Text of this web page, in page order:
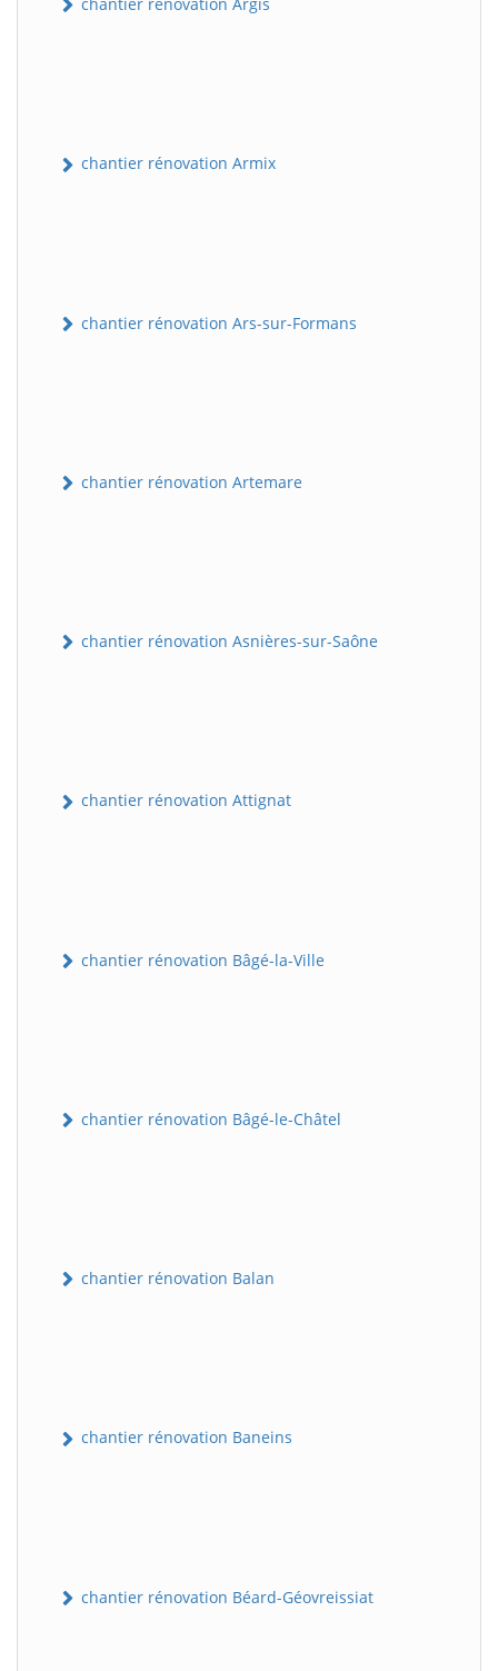
chantier rénovation Armix
chantier rénovation Ars-sur-Formans
chantier rénovation Artemare
chantier rénovation Asnières-sur-Saône
chantier rénovation Attignat
chantier rénovation Bâgé-la-Ville
chantier rénovation Bâgé-le-Châtel
chantier rénovation Balan
chantier rénovation Baneins
chantier rénovation Béard-Géovreissiat